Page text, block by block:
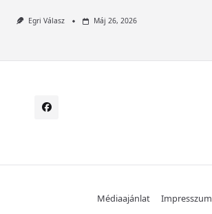
Egri Válasz Máj 26, 2026
Médiaajánlat Impresszum